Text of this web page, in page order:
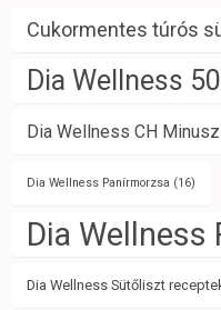
Cukormentes túrós
Dia Wellness
Dia Wellness CH
Dia Wellness Panírmorzsa (16)
Dia Wellness
Dia Wellness Sütőliszt